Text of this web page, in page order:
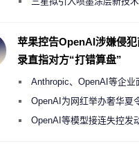
苹果控告OpenAI涉嫌侵
录直指对方“打错算盘”
Anthropic、OpenAI等企
新执法权限审查
OpenAI为网红举办奢华夏
“反乌托邦”
OpenAI等模型接连失控发